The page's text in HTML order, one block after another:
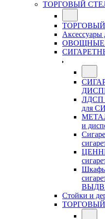
ТОРГОВЫЙ
Аксессуары
ОВОЩНЫЕ
ЛДСП
для
и
Стойки и